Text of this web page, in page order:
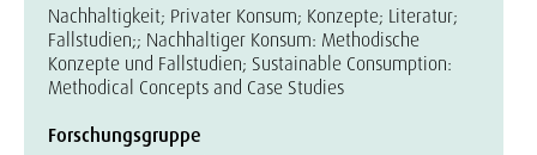
Nachhaltigkeit; Privater Konsum; Konzepte; Literatur;
Fallstudien;; Nachhaltiger Konsum: Methodische
Konzepte und Fallstudien; Sustainable Consumption:
Methodical Concepts and Case Studies
Forschungsgruppe